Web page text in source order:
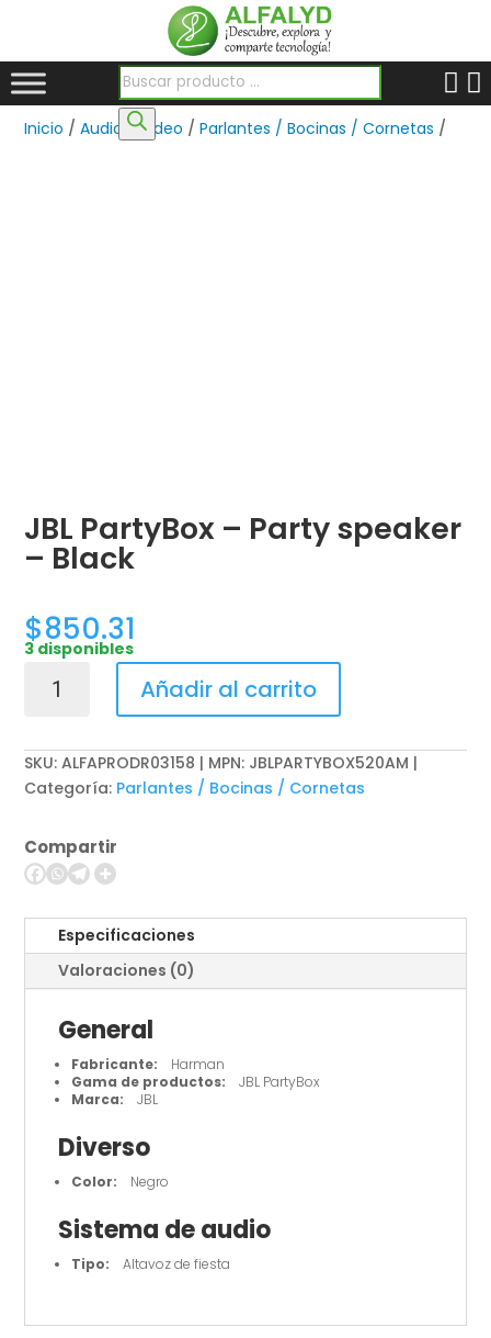
Búsqueda de productos
Inicio /Audio y Video /Parlantes / Bocinas / Cornetas /
JBL PartyBox – Party speaker
– Black
$850.31
3 disponibles
PartyBox
Party
speaker
-
cantidad
Añadir al carrito
SKU:ALFAPRODR03158 | MPN: JBLPARTYBOX520AM
Categoría: Parlantes / Bocinas / Cornetas
Compartir
Especificaciones
Valoraciones (0)
General
Fabricante: Harman
Gama de productos: JBL PartyBox
Marca: JBL
Diverso
Color: Negro
Sistema de audio
Tipo: Altavoz de fiesta